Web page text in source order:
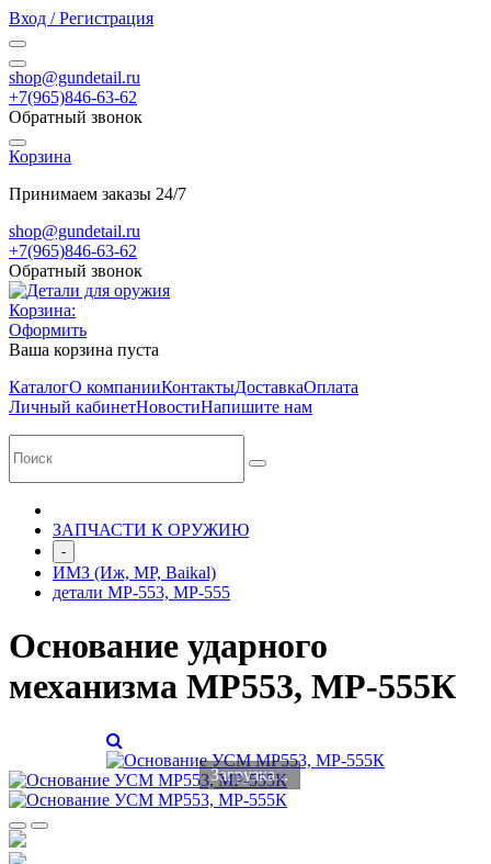
Вход / Регистрация
shop@gundetail.ru
+7(965)846-63-62
Обратный звонок
Корзина
Принимаем заказы 24/7
shop@gundetail.ru
+7(965)846-63-62
Обратный звонок
Корзина:
Оформить
Ваша корзина пуста
КаталогО компанииКонтактыДоставкаОплата
Личный кабинетНовостиНапишите нам
ЗАПЧАСТИ К ОРУЖИЮ
-
ИМЗ (Иж, МР, Baikal)
детали МР-553, МР-555
Основание ударного
механизма МР553, МР-555К
Загрузка...